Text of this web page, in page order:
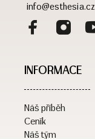
info@esthesia.cz
INFORMACE
Náš příběh
Ceník
Náš tým